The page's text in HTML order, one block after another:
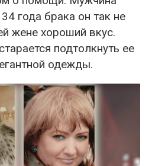
года брака он так не
жене хороший вкус.
подтолкнуть ее
одежды.